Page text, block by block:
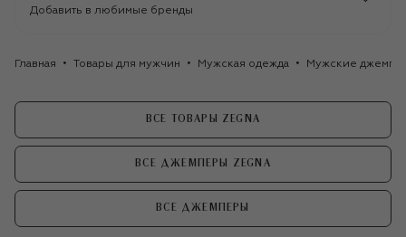
Добавить в любимые бренды
Главная Товары для мужчин Мужская одежда Мужские
ВСЕ ТОВАРЫ ZEGNA
ВСЕ ДЖЕМПЕРЫ ZEGNA
ВСЕ ДЖЕМПЕРЫ